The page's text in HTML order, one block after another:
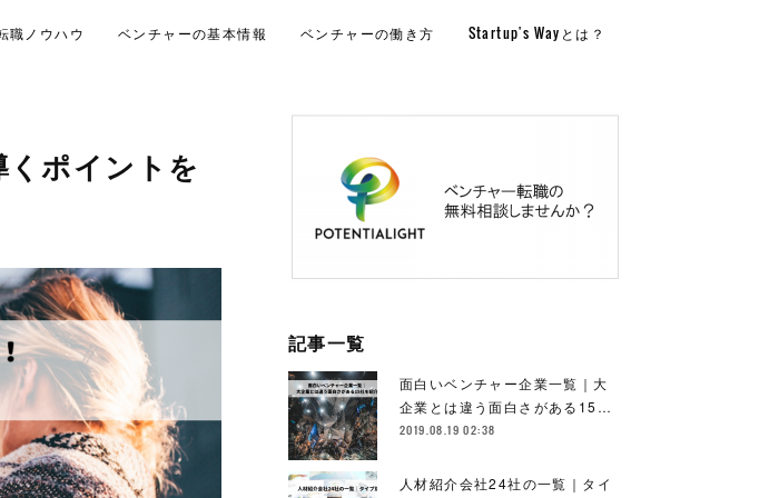
職ノウハウ ベンチャーの基本情報 ベンチャーの働き方 Startup's Wayとは？
ポイントを
記事一覧
面白いベンチャー企業一覧｜大
企業とは違う面白さがある15…
2019.08.19 02:38
人材紹介会社24社の一覧｜タイ